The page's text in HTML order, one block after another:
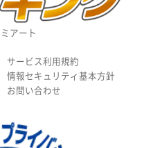
アート
サービス利用規約
情報セキュリティ基本方針
お問い合わせ